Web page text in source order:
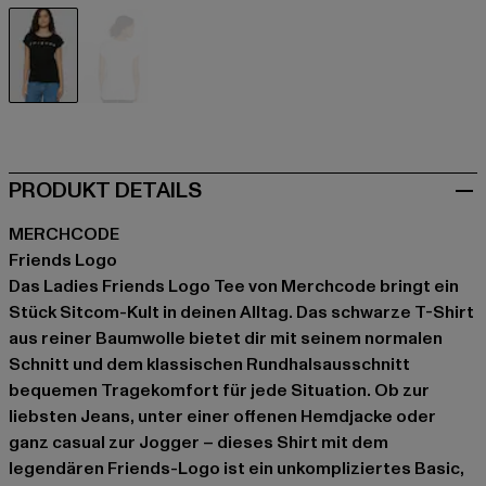
PRODUKT DETAILS
MERCHCODE
Friends Logo
Das Ladies Friends Logo Tee von Merchcode bringt ein
Stück Sitcom-Kult in deinen Alltag. Das schwarze T-Shirt
aus reiner Baumwolle bietet dir mit seinem normalen
Schnitt und dem klassischen Rundhalsausschnitt
bequemen Tragekomfort für jede Situation. Ob zur
liebsten Jeans, unter einer offenen Hemdjacke oder
ganz casual zur Jogger – dieses Shirt mit dem
legendären Friends-Logo ist ein unkompliziertes Basic,